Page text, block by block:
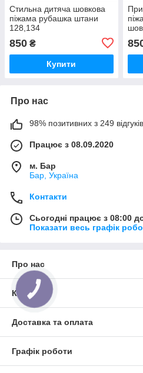
Стильна дитяча шовкова
піжама рубашка штани
128,134
850 ₴
Купити
Про нас
98% позитивних з 249
Працює з 08.09.2020
м. Бар
Бар, Україна
Контакти
Сьогодні працює з 08:00
Показати весь графік
Про нас
Контакти
Доставка та оплата
Графік роботи
КНОПКА
ЗВ'ЯЗКУ